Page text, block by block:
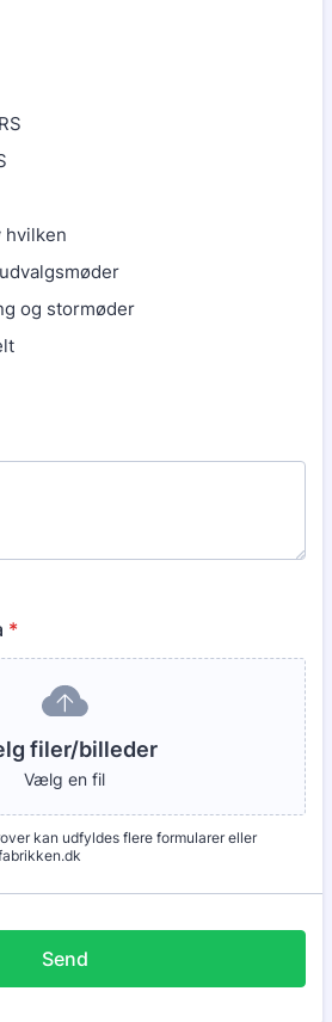
og stormøder
*
filer/billeder
Vælg en fil
kan udfyldes flere formularer eller
Send